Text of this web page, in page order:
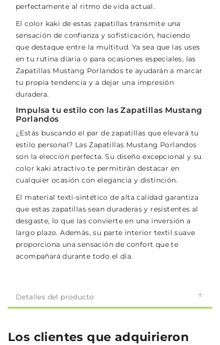
perfectamente al ritmo de vida actual.
El color kaki de estas zapatillas transmite una
sensación de confianza y sofisticación, haciendo
que destaque entre la multitud. Ya sea que las uses
en tu rutina diaria o para ocasiones especiales, las
Zapatillas Mustang Porlandos te ayudarán a marcar
tu propia tendencia y a dejar una impresión
duradera.
Impulsa tu estilo con las Zapatillas Mustang
Porlandos
¿Estás buscando el par de zapatillas que elevará tu
estilo personal? Las Zapatillas Mustang Porlandos
son la elección perfecta. Su diseño excepcional y su
color kaki atractivo te permitirán destacar en
cualquier ocasión con elegancia y distinción.
El material texti-sintético de alta calidad garantiza
que estas zapatillas sean duraderas y resistentes al
desgaste, lo que las convierte en una inversión a
largo plazo. Además, su parte interior textil suave
proporciona una sensación de confort que te
acompañará durante todo el día.
Detalles del producto
Los clientes que adquirieron